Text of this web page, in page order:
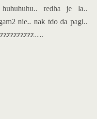
huhuhuhu.. redha je la..
nie.. nak tdo da pagi..